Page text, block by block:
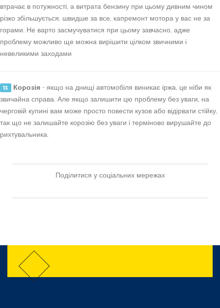
втрачає в потужності, а витрата бензину при цьому дивним чином
різко збільшується, швидше за все, капремонт мотора у вас не за
горами. Не варто засмучуватися при цьому завчасно, адже
проблему можливо ще можна вирішити цілком звичними і
невеликими заходами
13 Корозія- якщо на днищі автомобіля виникає іржа, це ніби як
звичайна справа. Але якщо залишити цю проблему без уваги, на
черговій купині вам може просто повести кузов або відірвати стійку,
так що не залишайте корозію без уваги і терміново вирушайте до
рихтувальника.
Поділитися у соціальних мережах